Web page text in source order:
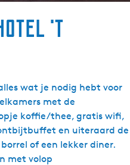
't
wat je nodig hebt voor
met de
koffie/thee, gratis wifi,
en uiteraard de
of een lekker diner.
met volop